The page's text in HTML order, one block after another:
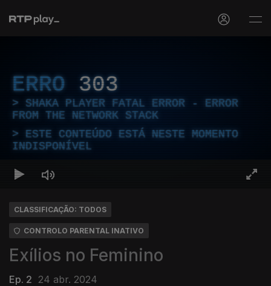
ERRO 303
SHAKA PLAYER FATAL ERROR - ERROR
FROM THE NETWORK STACK
ESTE CONTEÚDO ESTÁ NESTE MOMENTO
INDISPONÍVEL
CLASSIFICAÇÃO: TODOS
CONTROLO PARENTAL INATIVO
Exílios no Feminino
Ep. 2 24 abr. 2024